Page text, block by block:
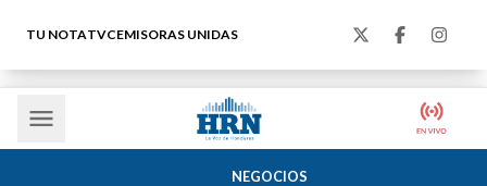
TU NOTATVCEMISORAS UNIDAS
NEGOCIOS